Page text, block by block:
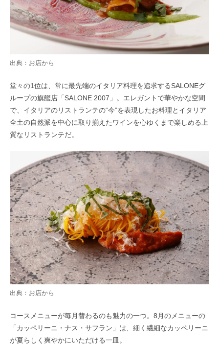
出典：お店から
堂々の1位は、常に最先端のイタリア料理を追求するSALONEグ
ループの旗艦店「SALONE 2007」。エレガントで華やかな空間
で、イタリアのリストランテの“今”を表現したお料理とイタリア
全土の自然派を中心に取り揃えたワインを心ゆくまで楽しめる上
質なリストランテだ。
出典：お店から
コースメニューが毎月替わるのも魅力の一つ。8月のメニューの
「カッペリーニ・ナス・サフラン」は、細く繊細なカッペリーニ
が夏らしく爽やかにいただける一皿。